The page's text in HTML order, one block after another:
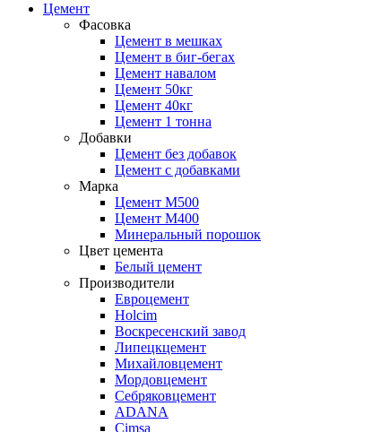
Цемент
Фасовка
Цемент в мешках
Цемент в биг-бегах
Цемент навалом
Цемент 50кг
Цемент 40кг
Цемент 1 тонна
Добавки
Цемент без добавок
Цемент с добавками
Марка
Цемент М500
Цемент М400
Минеральный порошок
Цвет цемента
Белый цемент
Производители
Евроцемент
Holcim
Воскресенский завод
Липецкцемент
Михайловцемент
Мордовцемент
Себряковцемент
ADANA
Cimsa